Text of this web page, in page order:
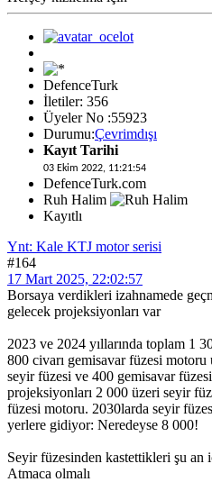
DefenceTurk
İletiler: 356
Üyeler No :55923
Durumu:Çevrimdışı
Kayıt Tarihi
03 Ekim 2022, 11:21:54
DefenceTurk.com
Ruh Halim
Kayıtlı
Ynt: Kale KTJ motor serisi
#164
17 Mart 2025, 22:02:57
Borsaya verdikleri izahnamede
gelecek projeksiyonları var
2023 ve 2024 yıllarında toplam 1
800 civarı gemisavar füzesi
seyir füzesi ve 400 gemisavar
projeksiyonları 2 000 üzeri seyir
füzesi motoru. 2030larda seyir
yerlere gidiyor: Neredeyse 8 000!
Seyir füzesinden kastettikleri şu an
Atmaca olmalı